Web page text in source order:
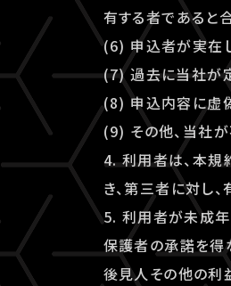
有する者であると
(6) 申込者が実在
(7) 過去に当社が
(8) 申込内容に虚
(9) その他、当社
4. 利用者は、本規
き、第三者に対し
5. 利用者が未成年
保護者の承諾を得
後見人その他の利